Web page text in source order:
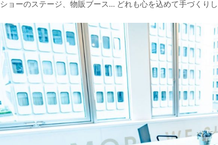
ショーのステージ、物販ブース… どれも心を込めて手づくり